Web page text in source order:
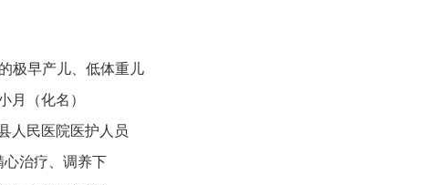
极早产儿、低体重儿
月（化名）
人民医院医护人员
心治疗、调养下